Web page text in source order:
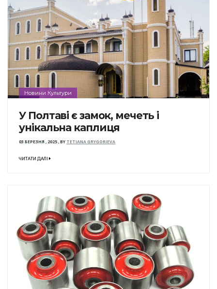
Новини Культури
У Полтаві є замок, мечеть і
унікальна каплиця
03 БЕРЕЗНЯ , 2025,BY TETIANA GRYGORIEVA
ЧИТАТИ ДАЛІ